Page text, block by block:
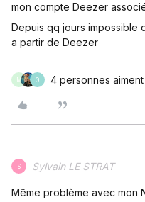
mon compte Deezer
Depuis qq jours impossible
a partir de Deezer
M G 4 personnes
S Sylvain LE STRAT
Même problème avec mon